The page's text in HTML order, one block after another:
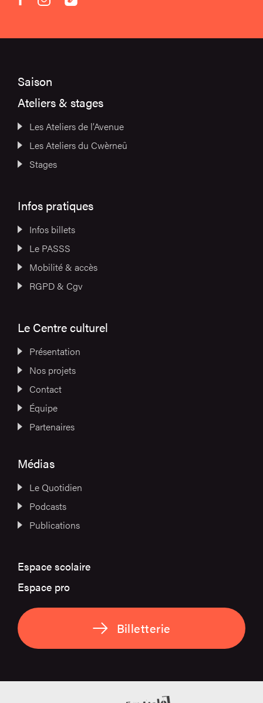
Saison
Ateliers & stages
Les Ateliers de l’Avenue
Les Ateliers du Cwèrneû
Stages
Infos pratiques
Infos billets
Le PASSS
Mobilité & accès
RGPD & Cgv
Le Centre culturel
Présentation
Nos projets
Contact
Équipe
Partenaires
Médias
Le Quotidien
Podcasts
Publications
Espace scolaire
Espace pro
Billetterie